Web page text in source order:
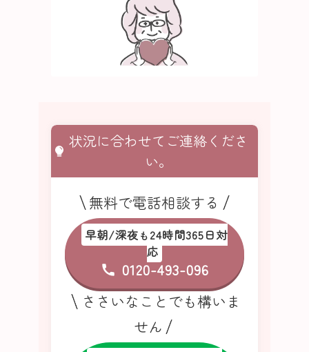
状況に合わせてご連絡くださ
い。
無料で電話相談する
早朝/深夜も24時間365日対
応
0120-493-096
ささいなことでも構いま
せん